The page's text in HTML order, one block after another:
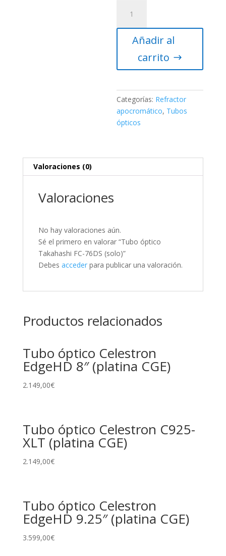
óptico
Takahashi
Añadir al
carrito
Categorías: Refractor
apocromático, Tubos
ópticos
Valoraciones (0)
Valoraciones
No hay valoraciones aún.
Sé el primero en valorar “Tubo óptico
Takahashi FC-76DS (solo)”
Debes accederpara publicar una valoración.
Productos relacionados
Tubo óptico Celestron
EdgeHD 8″ (platina CGE)
2.149,00€
Tubo óptico Celestron C925-
XLT (platina CGE)
2.149,00€
Tubo óptico Celestron
EdgeHD 9.25″ (platina CGE)
3.599,00€